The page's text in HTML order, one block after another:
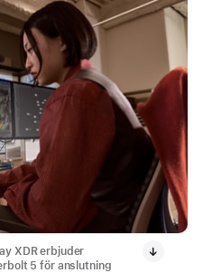
XDR erbjuder
5 för anslutning